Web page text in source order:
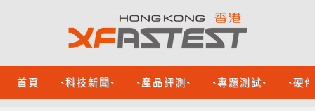
首頁 -科技新聞- -產品評測- -專題測試- -硬